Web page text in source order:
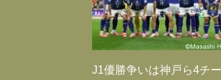
J1優勝争いは神戸ら4チー